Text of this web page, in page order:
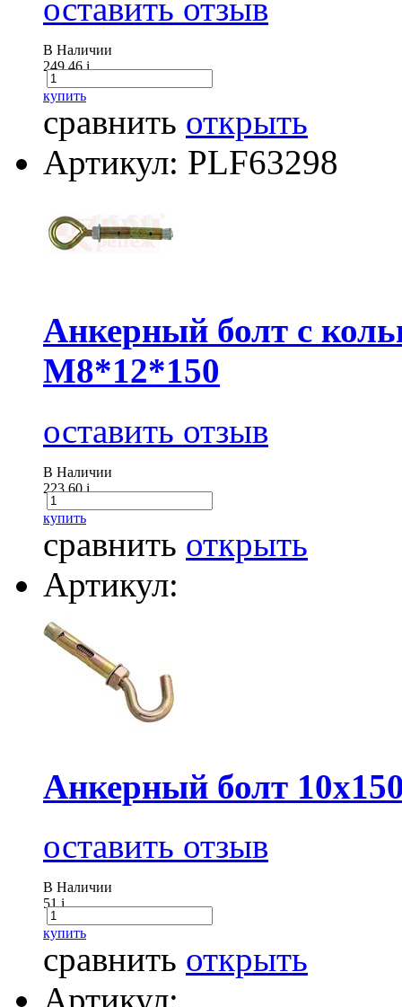
оставить отзыв
В Наличии
249.46i
купить
сравнить открыть
Артикул: PLF63298
Анкерный болт с
М8*12*150
оставить отзыв
В Наличии
223.60i
купить
сравнить открыть
Артикул:
Анкерный болт
оставить отзыв
В Наличии
51i
купить
сравнить открыть